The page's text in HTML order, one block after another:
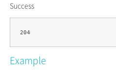
Success
Example